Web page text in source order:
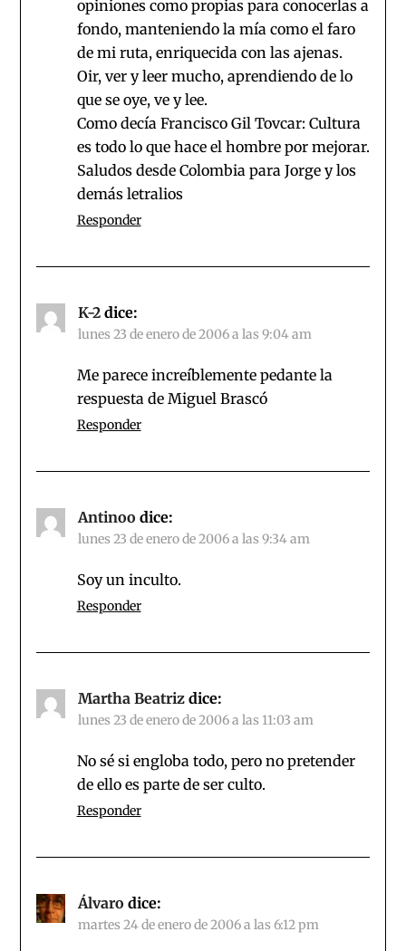
opiniones como propias para conocerlas a
fondo, manteniendo la mía como el faro
de mi ruta, enriquecida con las ajenas.
Oir, ver y leer mucho, aprendiendo de lo
que se oye, ve y lee.
Como decía Francisco Gil Tovcar: Cultura
es todo lo que hace el hombre por mejorar.
Saludos desde Colombia para Jorge y los
demás letralios
Responder
K-2 dice:
lunes 23 de enero de 2006 a las 9:04 am
Me parece increíblemente pedante la
respuesta de Miguel Brascó
Responder
Antinoo dice:
lunes 23 de enero de 2006 a las 9:34 am
Soy un inculto.
Responder
Martha Beatriz dice:
lunes 23 de enero de 2006 a las 11:03 am
No sé si engloba todo, pero no pretender
de ello es parte de ser culto.
Responder
Álvaro dice:
martes 24 de enero de 2006 a las 6:12 pm